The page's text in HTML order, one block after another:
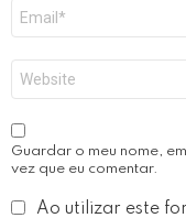
Guardar o meu nome,
vez que eu comentar.
Ao utilizar este